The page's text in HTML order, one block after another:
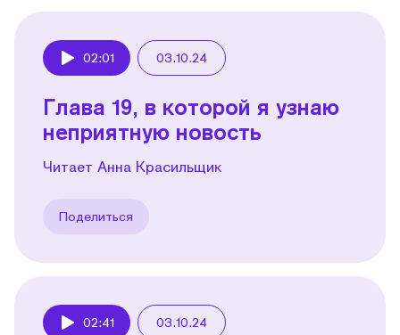
02:01 03.10.24
Глава 19, в которой я узнаю
неприятную новость
Читает Анна Красильщик
Поделиться
02:41 03.10.24